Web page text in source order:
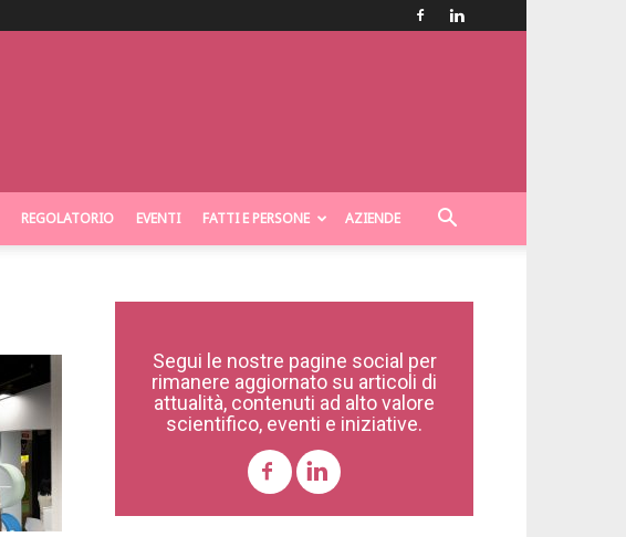
REGOLATORIO EVENTI FATTI E PERSONE AZIENDE
Segui le nostre pagine social per
rimanere aggiornato su articoli di
attualità, contenuti ad alto valore
scientifico, eventi e iniziative.